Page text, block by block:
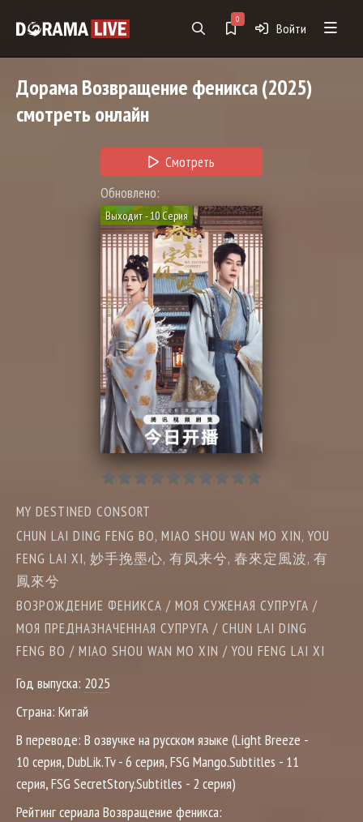
0
Войти
ДорамаВозвращение феникса(2025)
смотреть онлайн
Смотреть
Обновлено:
Выходит - 10 Серия
MY DESTINED CONSORT
CHUN LAI DING FENG BO, MIAO SHOU WAN MO XIN, YOU
FENG LAI XI, 妙手挽墨心, 有凤来兮, 春來定風波, 有
鳳來兮
ВОЗРОЖДЕНИЕ ФЕНИКСА / МОЯ СУЖЕНАЯ СУПРУГА /
МОЯ ПРЕДНАЗНАЧЕННАЯ СУПРУГА / CHUN LAI DING
FENG BO / MIAO SHOU WAN MO XIN / YOU FENG LAI XI
Год выпуска: 2025
Страна: Китай
В переводе: В озвучке на русском языке (Light Breeze -
10 серия, DubLik.Tv - 6 серия, FSG Mango.Subtitles - 11
серия, FSG SecretStory.Subtitles - 2 серия)
Рейтинг сериала Возвращение феникса: